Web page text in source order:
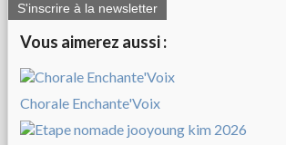
S'inscrire à la newsletter
Vous aimerez aussi :
Chorale Enchante'Voix